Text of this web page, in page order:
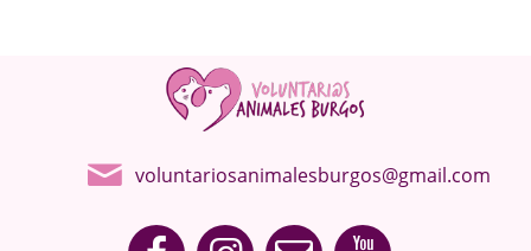
voluntariosanimalesburgos@gmail.com